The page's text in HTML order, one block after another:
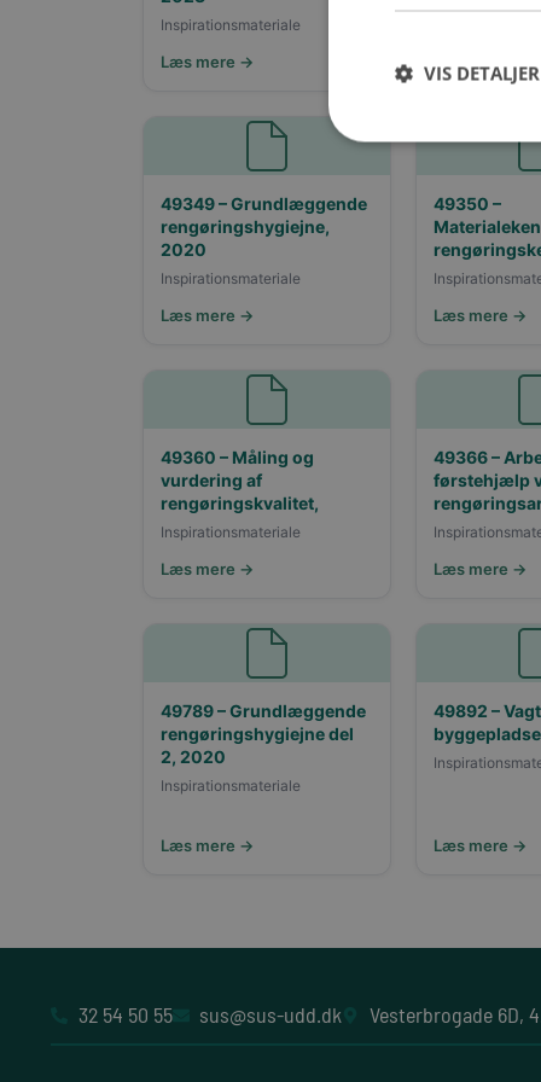
Inspirationsmateriale
Læs mere →
49349 – Grundlæggende
rengøringshygiejne,
2020
Inspirationsmateriale
Læs mere →
49350 –
Læs mere →
49360 – Måling og
vurdering af
rengøringskvalitet,
Inspirationsmateriale
Læs mere →
49366 –
førstehjælp
Læs mere →
49789 – Grundlæggende
rengøringshygiejne del
2, 2020
Inspirationsmateriale
Læs mere →
49892 –
Læs mere →
32 54 50 55 sus@sus-udd.dk Vesterbrogade 6D,
VIS DETALJER